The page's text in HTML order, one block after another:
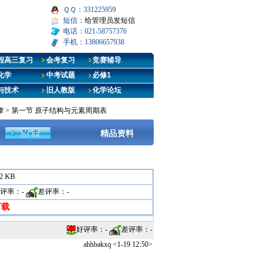
ＱＱ：331225959
短信： 给管理员发短信
电话：021-58757376
手机：13806657938
高三复习 会考复习
竞赛辅导
学 中考试题
必修1
技术 旧人教版 化学论坛
> 第一节 原子结构与元素周期表
精品资料
KB
率： - 差评率： -
好评率： - 差评率： -
ahhbakxq <1-19 12:50>